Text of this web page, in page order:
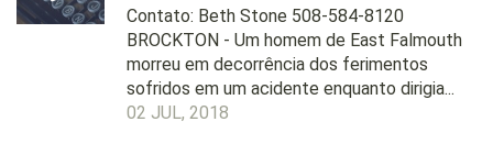
Contato: Beth Stone 508-584-8120
BROCKTON - Um homem de East Falmouth
morreu em decorrência dos ferimentos
sofridos em um acidente enquanto dirigia...
02 JUL, 2018